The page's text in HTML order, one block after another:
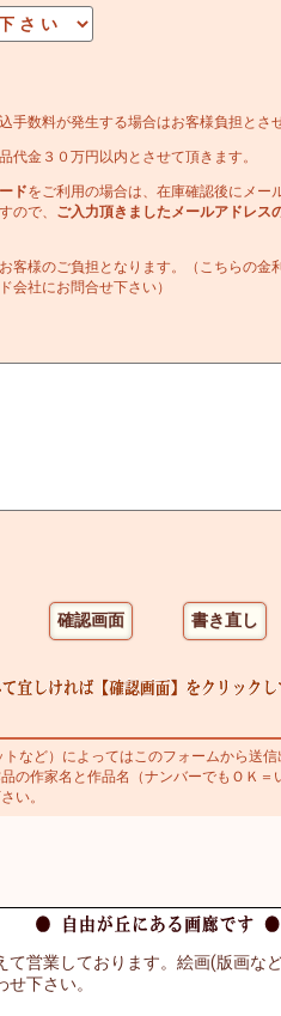
手数料が発生する場合はお客様負担とさ
代金３０万円以内とさせて頂きます。
ドをご利用の場合は、在庫確認後にメー
ので、
ご入力頂きましたメールアドレス
客様のご負担となります。（こちらの金
会社にお問合せ下さい）
など）によってはこのフォームから送
の作家名と作品名（ナンバーでもＯＫ
い。
て営業しております。絵画(版画な
下さい。